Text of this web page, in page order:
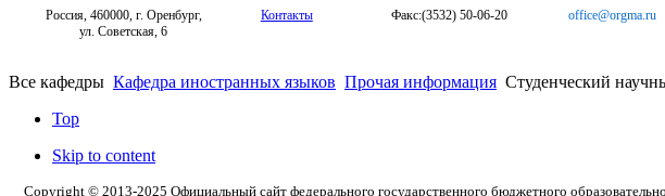
Россия, 460000, г. Оренбург,
ул. Советская, 6
Контакты Факс:(3532) 50-06-20 office@orgma.ru
Все кафедры Кафедра иностранных языков Прочая информация Студенческий
Top
Skip to content
Copyright © 2013-2025 Официальный сайт федерального государственного бюджетного